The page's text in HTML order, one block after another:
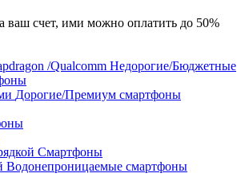
ваш счет, ими можно оплатить до 50%
/Qualcomm Недорогие/Бюджетные
Дорогие/Премиум смартфоны
Смартфоны
Водонепроницаемые смартфоны